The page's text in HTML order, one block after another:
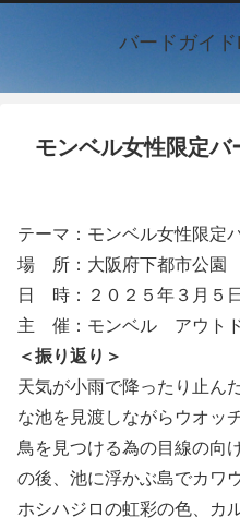
バードガイ
モンベル女性限定バ
テーマ：モンベル女性限定
場 所：大阪府下都市公園
日 時：２０２５年３月５日
主 催：モンベル アウト
＜振り返り＞
天気が小雨で降ったり止ん
な池を見渡しながらウオッ
鳥を見つける為の目線の向
の後、池に浮かぶ島でカワ
ホシハジロの虹彩の色、カ